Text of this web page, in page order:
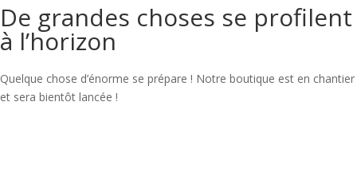
De grandes choses se profilent
à l’horizon
Quelque chose d’énorme se prépare ! Notre boutique est en chantier
et sera bientôt lancée !